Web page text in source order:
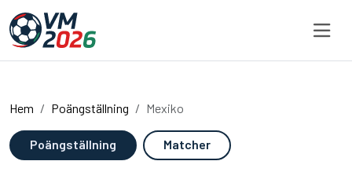
Hem Poängställning Mexiko
Poängställning Matcher